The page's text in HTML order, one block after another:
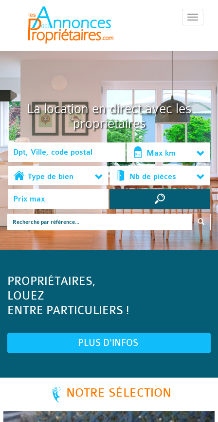
::Menu::
La location en direct avec les
propriétaires
Max km
Type de bien Nb de pièces
PROPRIÉTAIRES,
LOUEZ
ENTRE PARTICULIERS !
PLUS D'INFOS
NOTRE SÉLECTION